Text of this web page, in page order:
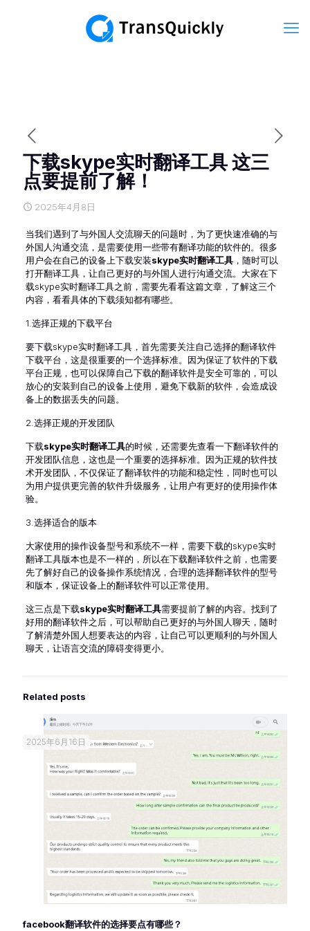
下载skype实时翻译工具 这三
点要提前了解！
2025年4月8日
当我们遇到了与外国人交流聊天的问题时，为了更快速准确的与
外国人沟通交流，是需要使用一些带有翻译功能的软件的。很多
用户会在自己的设备上下载安装skype实时翻译工具，随时可以
打开翻译工具，让自己更好的与外国人进行沟通交流。大家在下
载skype实时翻译工具之前，需要先看看这篇文章，了解这三个
内容，看看具体的下载须知都有哪些。
1.选择正规的下载平台
要下载skype实时翻译工具，首先需要关注自己选择的翻译软件
下载平台，这是很重要的一个选择标准。因为保证了软件的下载
平台正规，也可以保障自己下载的翻译软件是安全可靠的，可以
放心的安装到自己的设备上使用，避免下载新的软件，会造成设
备上的数据丢失的问题。
2.选择正规的开发团队
下载skype实时翻译工具的时候，还需要先查看一下翻译软件的
开发团队信息，这也是一个重要的选择标准。因为正规的软件技
术开发团队，不仅保证了翻译软件的功能和稳定性，同时也可以
为用户提供更完善的软件升级服务，让用户有更好的使用操作体
验。
3.选择适合的版本
大家使用的操作设备型号和系统不一样，需要下载的skype实时
翻译工具版本也是不一样的，所以在下载翻译软件之前，也需要
先了解好自己的设备操作系统情况，合理的选择翻译软件的型号
和版本，保证设备上的翻译软件可以正常使用。
这三点是下载skype实时翻译工具需要提前了解的内容。找到了
好用的翻译软件之后，可以帮助自己更好的与外国人聊天，随时
了解清楚外国人想要表达的内容，让自己可以更顺利的与外国人
聊天，让语言交流的障碍变得更小。
Related posts
2025年6月16日
facebook翻译软件的选择要点有哪些？